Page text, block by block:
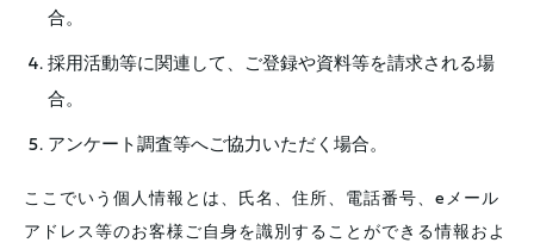
合。
採用活動等に関連して、ご登録や資料等を請求される場
合。
アンケート調査等へご協力いただく場合。
ここでいう個人情報とは、氏名、住所、電話番号、eメール
アドレス等のお客様ご自身を識別することができる情報およ